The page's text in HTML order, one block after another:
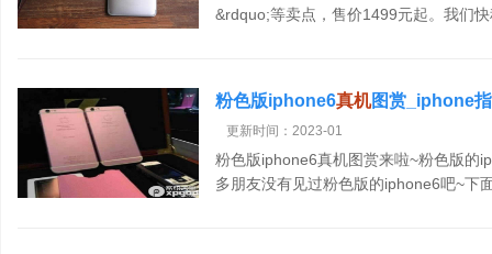
&rdquo;等卖点，售价1499元起。我们
粉色版iphone6真机图赏_iphone
更新时间：2023-01
粉色版iphone6真机图赏来啦~粉色版的
多朋友没有见过粉色版的iphone6吧~下